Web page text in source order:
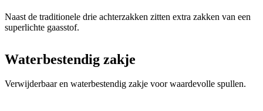
Naast de traditionele drie achterzakken zitten extra zakken van een
superlichte gaasstof.
Waterbestendig zakje
Verwijderbaar en waterbestendig zakje voor waardevolle spullen.